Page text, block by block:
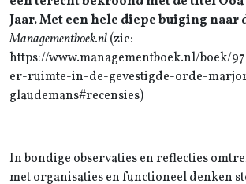
Jaar. Met een hele diepe buiging naar
Managementboek.nl(zie:
https://www.managementboek.nl/boek/
er-ruimte-in-de-gevestigde-orde-
glaudemans#recensies)
In bondige observaties en reflecties
met organisaties en functioneel denken